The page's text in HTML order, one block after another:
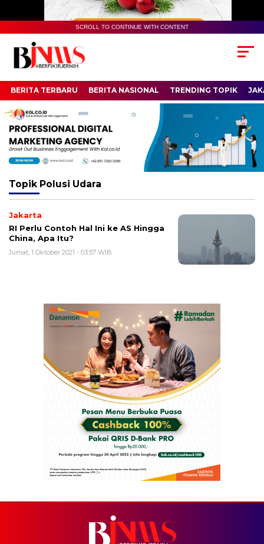
SCROLL TO CONTINUE WITH CONTENT
BERITA TERBARU BERITA NASIONAL TRENDING TOPIK
Topik Polusi Udara
Jakarta
RI Perlu Contoh Hal Ini ke AS Hingga
China, Apa Itu?
Jumat, 1 Oktober 2021 - 03:57 WIB